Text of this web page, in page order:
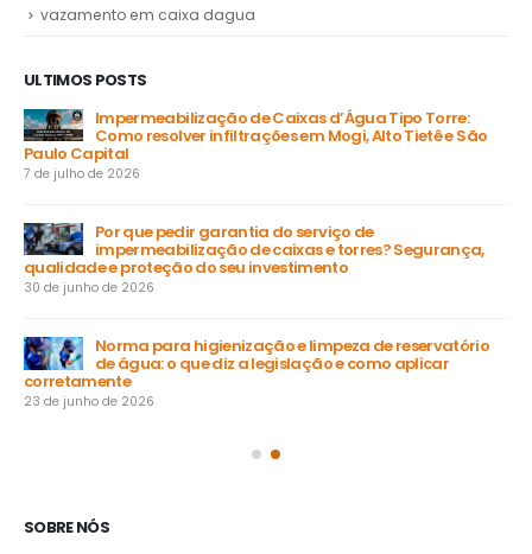
vazamento em caixa dagua
ULTIMOS POSTS
Impermeabilização de Caixas d’Água Tipo Torre:
Como resolver infiltrações em Mogi, Alto Tietê e São
Paulo Capital
7 de julho de 2026
Por que pedir garantia do serviço de
impermeabilização de caixas e torres? Segurança,
qualidade e proteção do seu investimento
30 de junho de 2026
Norma para higienização e limpeza de reservatório
de água: o que diz a legislação e como aplicar
corretamente
23 de junho de 2026
SOBRE NÓS